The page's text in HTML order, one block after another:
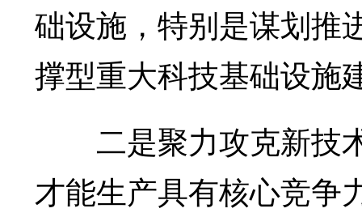
础设施，特别是谋划推
撑型重大科技基础设施
二是聚力攻克新技
才能生产具有核心竞争